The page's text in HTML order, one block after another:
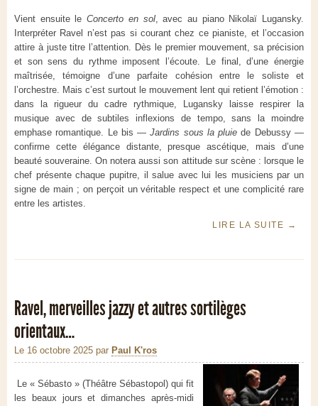
Vient ensuite leConcerto en sol, avec au piano Nikolaï Lugansky.
Interpréter Ravel n’est pas si courant chez ce pianiste, et l’occasion
attire à juste titre l’attention. Dès le premier mouvement, sa précision
et son sens du rythme imposent l’écoute. Le final, d’une énergie
maîtrisée, témoigne d’une parfaite cohésion entre le soliste et
l’orchestre. Mais c’est surtout le mouvement lent qui retient l’émotion :
dans la rigueur du cadre rythmique, Lugansky laisse respirer la
musique avec de subtiles inflexions de tempo, sans la moindre
emphase romantique. Le bis —Jardins sous la pluie de Debussy —
confirme cette élégance distante, presque ascétique, mais d’une
beauté souveraine. On notera aussi son attitude sur scène : lorsque le
chef présente chaque pupitre, il salue avec lui les musiciens par un
signe de main ; on perçoit un véritable respect et une complicité rare
entre les artistes.
LIRE LA SUITE →
Ravel, merveilles jazzy et autres sortilèges
orientaux…
Le 16 octobre 2025 par Paul K'ros
Le « Sébasto » (Théâtre Sébastopol) qui fit
les beaux jours et dimanches après-midi